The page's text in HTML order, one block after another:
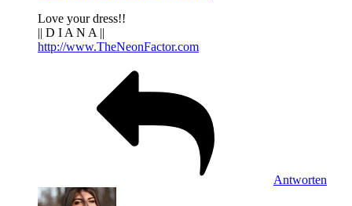
Love your dress!!
|| D I A N A ||
http://www.TheNeonFactor.com
Antworten